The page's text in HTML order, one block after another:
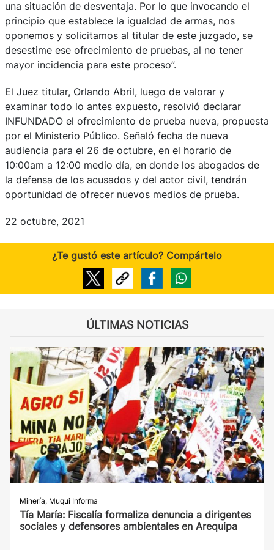
una situación de desventaja. Por lo que invocando el
principio que establece la igualdad de armas, nos
oponemos y solicitamos al titular de este juzgado, se
desestime ese ofrecimiento de pruebas, al no tener
mayor incidencia para este proceso”.
El Juez titular, Orlando Abril, luego de valorar y
examinar todo lo antes expuesto, resolvió declarar
INFUNDADO el ofrecimiento de prueba nueva, propuesta
por el Ministerio Público. Señaló fecha de nueva
audiencia para el 26 de octubre, en el horario de
10:00am a 12:00 medio día, en donde los abogados de
la defensa de los acusados y del actor civil, tendrán
oportunidad de ofrecer nuevos medios de prueba.
22 octubre, 2021
¿Te gustó este artículo? Compártelo
ÚLTIMAS NOTICIAS
Minería, Muqui Informa
Tía María: Fiscalía formaliza denuncia a dirigentes
sociales y defensores ambientales en Arequipa